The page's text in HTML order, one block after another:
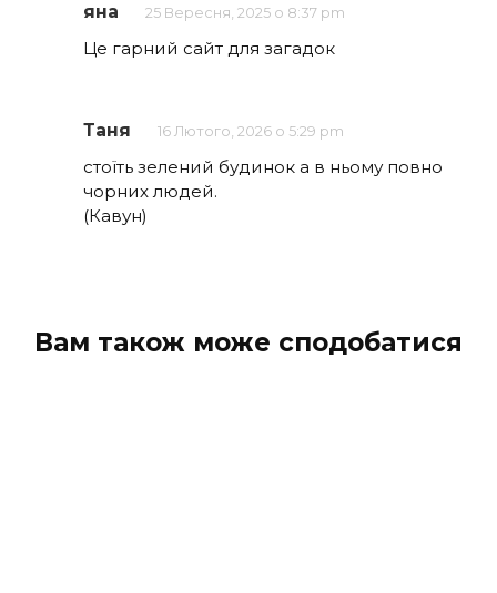
яна 25 Вересня, 2025 о 8:37 pm
Це гарний сайт для загадок
Таня 16 Лютого, 2026 о 5:29 pm
стоїть зелений будинок а в ньому повно
чорних людей.
(Кавун)
Вам також може сподобатися